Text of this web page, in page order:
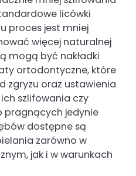
licówki
proces jest mniej
więcej naturalnej
mogą być nakładki
ortodontyczne, które
zgryzu oraz ustawienia
szlifowania czy
pragnących jedynie
dostępne są
zarówno w
jak i w warunkach